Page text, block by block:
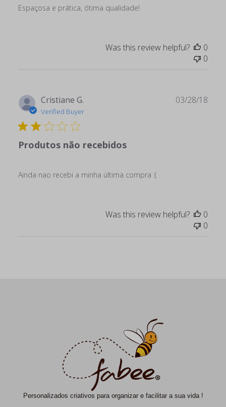
Espaçosa e prática, ótima qualidade!
Was this review helpful?
0
0
Cristiane G.
Verified Buyer
Produtos não recebidos
Ainda nao recebi a minha última compra :(
03/28/18
Was this review helpful?
0
0
Personalizados criativos para organizar e facilitar a sua vida !